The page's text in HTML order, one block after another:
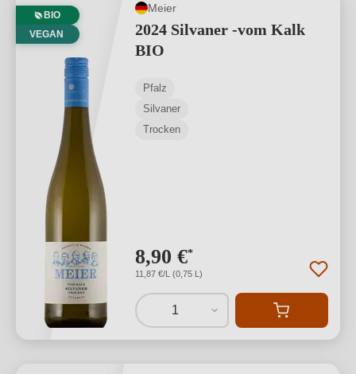
BIO
VEGAN
Meier
2024 Silvaner -vom Kalk
BIO
Pfalz
Silvaner
Trocken
8,90 €*
11,87 €/L (0,75 L)
1